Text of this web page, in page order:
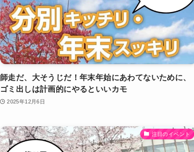
師走だ、大そうじだ！年末年始にあわてないために、
ゴミ出しは計画的にやるといいカモ
2025年12月6日
注目のイベント